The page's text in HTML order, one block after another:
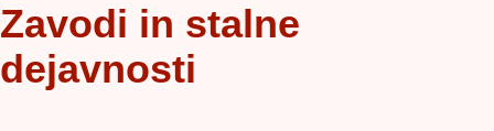
Zavodi in stalne
dejavnosti